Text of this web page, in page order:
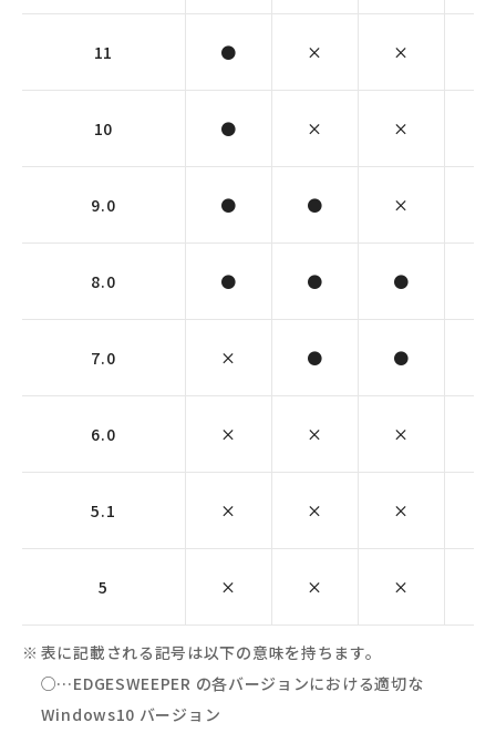
11 ● × ×
10 ● × ×
9.0 ● ● ×
8.0 ● ● ●
7.0 × ● ●
6.0 × × ×
5.1 × × ×
5 × × ×
表に記載される記号は以下の意味を持ちます。
○…EDGESWEEPER の各バージョンにおける適切な
Windows10 バージョン